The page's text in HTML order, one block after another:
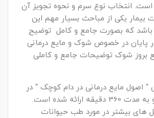
انتخاب نوع سرم و نحوه تجویز آن
بیمار یکی از مباحث بسیار مهم این
که بصورت جامع و کامل توضیح
پایان در خصوص شوک و مایع درمانی
بروز شوک توضیحات جامع و کاملی
” اصول مایع درمانی در دام کوچک ” در
4 لینک جداگانه و به مدت 360 دقیقه ارائه شده است.
های بیشتر در مورد طب حیوانات